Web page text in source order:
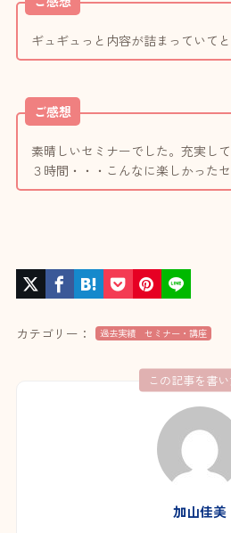
ギュギュっと内容が詰まっていて
ご感想
素晴しいセミナーでした。充実し
３時間・・・こんなに楽しかった
カテゴリー： 過去実績 セミナー・講座
この記事を書い
加山佳美